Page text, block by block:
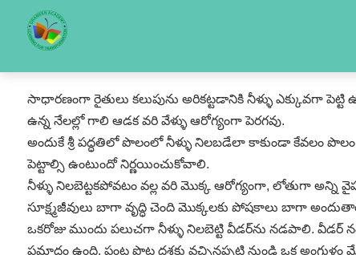
సాధారణంగా రైతులు కలుపును అరికట్టడానికి నీళ్ళు ఎక్కువగా
ఉన్న నేలల్లో గాలి ఆడక వరి వేళ్ళు ఆరోగ్యంగా పెరగవు.
అందుకే శ్రీ పద్ధతిలో పొలంలో నీళ్ళు నిలబడేలా కాకుండా కేవలం
పెట్టాల్సి ఉంటుందో నిర్ణయించుకోవాలి.
నీళ్ళు నిలబెట్టకపోవటం వల్ల వరి మొక్క ఆరోగ్యంగా, లోతుగా అన్ని
సూక్ష్మజీవులు బాగా వృద్ధి చెంది మొక్కలకు పోషకాలు బాగా
ఒకరోజు ముందు పలుచగా నీళ్ళు నిలబెట్టి వీడర్‌ను నడపాలి.
ప్రమాదం ఉంది. పంట పొట్ట దశకు వచ్చినప్పటి నుండి ఒక